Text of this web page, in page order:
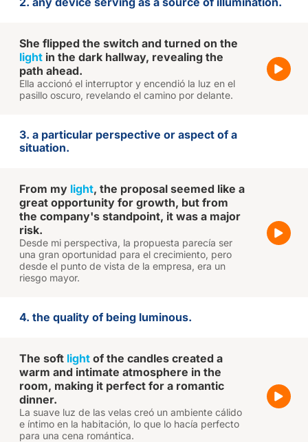
She flipped the switch and turned on the
light in the dark hallway, revealing the
path ahead.
Ella accionó el interruptor y encendió la luz en el
pasillo oscuro, revelando el camino por delante.
3. a particular perspective or aspect of a
situation.
From my light, the proposal seemed like a
great opportunity for growth, but from
the company's standpoint, it was a major
risk.
Desde mi perspectiva, la propuesta parecía ser
una gran oportunidad para el crecimiento, pero
desde el punto de vista de la empresa, era un
riesgo mayor.
4. the quality of being luminous.
The soft light of the candles created a
warm and intimate atmosphere in the
room, making it perfect for a romantic
dinner.
La suave luz de las velas creó un ambiente cálido
e íntimo en la habitación, lo que lo hacía perfecto
para una cena romántica.